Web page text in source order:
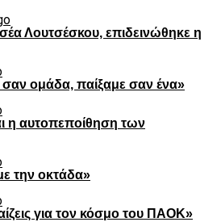
Λουτσέσκου, επιδεινώθηκε η
σαν ομάδα, παίξαμε σαν ένα»
η αυτοπεποίθηση των
την οκτάδα»
για τον κόσμο του ΠΑΟΚ»